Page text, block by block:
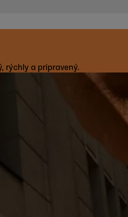
rýchly a pripravený.